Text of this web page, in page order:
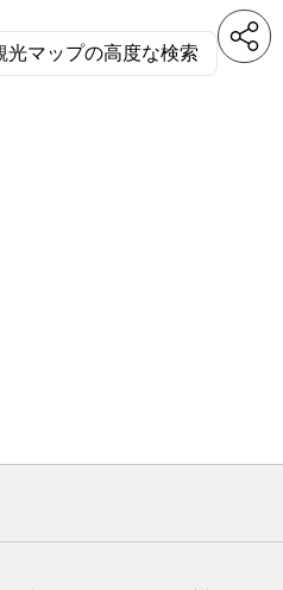
光マップの高度な検索